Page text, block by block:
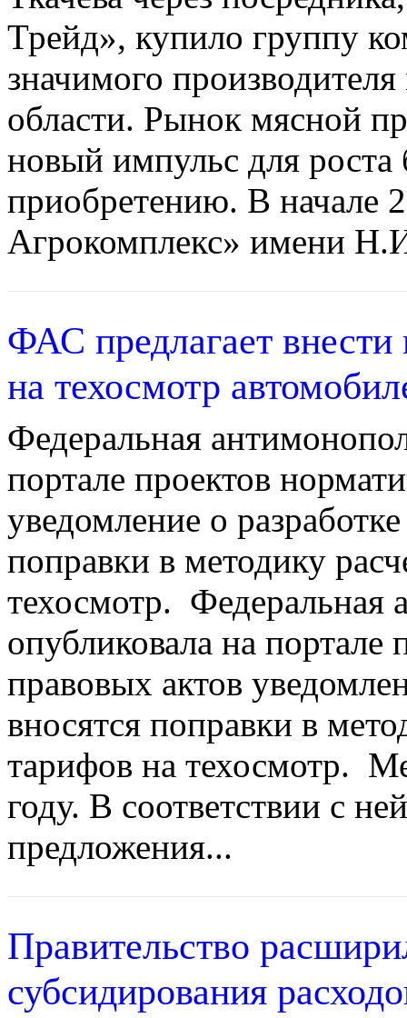
Трейд», купило группу
значимого
области. Рынок мясной
новый импульс для роста
приобретению. В начале
Агрокомплекс» имени
ФАС предлагает внести
на техосмотр
Федеральная
портале проектов
уведомление о
поправки в методику
техосмотр. Федеральная
опубликовала на
правовых актов
вносятся поправки в
тарифов на техосмотр.
году. В соответствии с
предложения...
Правительство
субсидирования